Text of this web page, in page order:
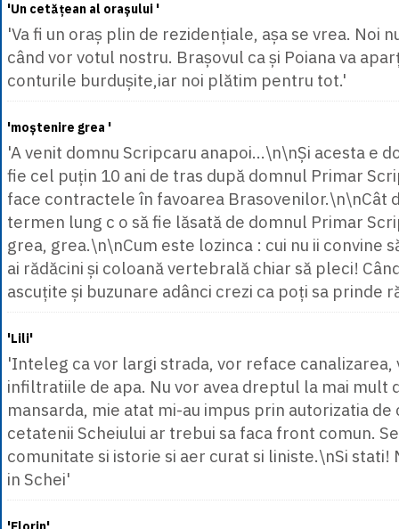
'Un cetățean al orașului '
'Va fi un oraș plin de rezidențiale, așa se vrea. Noi
când vor votul nostru. Brașovul ca și Poiana va
conturile burdușite,iar noi plătim pentru tot.'
'moștenire grea '
'A venit domnu Scripcaru anapoi...\n\nȘi acesta e
fie cel puțin 10 ani de tras după domnul Primar
face contractele în favoarea Brasovenilor.\n\nCât
termen lung c o să fie lăsată de domnul Primar
grea, grea.\n\nCum este lozinca : cui nu ii convine
ai rădăcini și coloană vertebrală chiar să pleci!
ascuțite și buzunare adânci crezi ca poți sa prinde
'Lili'
'Inteleg ca vor largi strada, vor reface canalizarea,
infiltratiile de apa. Nu vor avea dreptul la mai mult
mansarda, mie atat mi-au impus prin autorizatia
cetatenii Scheiului ar trebui sa faca front comun.
comunitate si istorie si aer curat si liniste.\nSi stati!
in Schei'